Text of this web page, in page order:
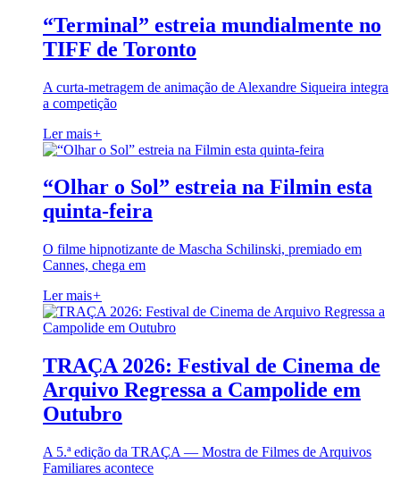
“Terminal” estreia mundialmente no
TIFF de Toronto
A curta-metragem de animação de Alexandre Siqueira integra
a competição
Ler mais+
“Olhar o Sol” estreia na Filmin esta
quinta-feira
O filme hipnotizante de Mascha Schilinski, premiado em
Cannes, chega em
Ler mais+
TRAÇA 2026: Festival de Cinema de
Arquivo Regressa a Campolide em
Outubro
A 5.ª edição da TRAÇA — Mostra de Filmes de Arquivos
Familiares acontece